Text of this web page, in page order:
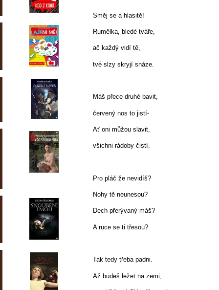
Směj se a hlasitě!
Rumělka, bledé tváře,
ač každý vidí tě,
tvé slzy skryjí snáze.
Máš přece druhé bavit,
červený nos to jistí-
Ať oni můžou slavit,
všichni rádoby čistí.
Pro pláč že nevidíš?
Nohy tě neunesou?
Dech přerývaný máš?
A ruce se ti třesou?
Tak tedy třeba padni.
Až budeš ležet na zemi,